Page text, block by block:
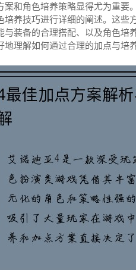
案和角色培养策略显得尤为重
培养技巧进行详细的阐述。这些
与装备的合理搭配、以及角色培
地理解如何通过合理的加点与培